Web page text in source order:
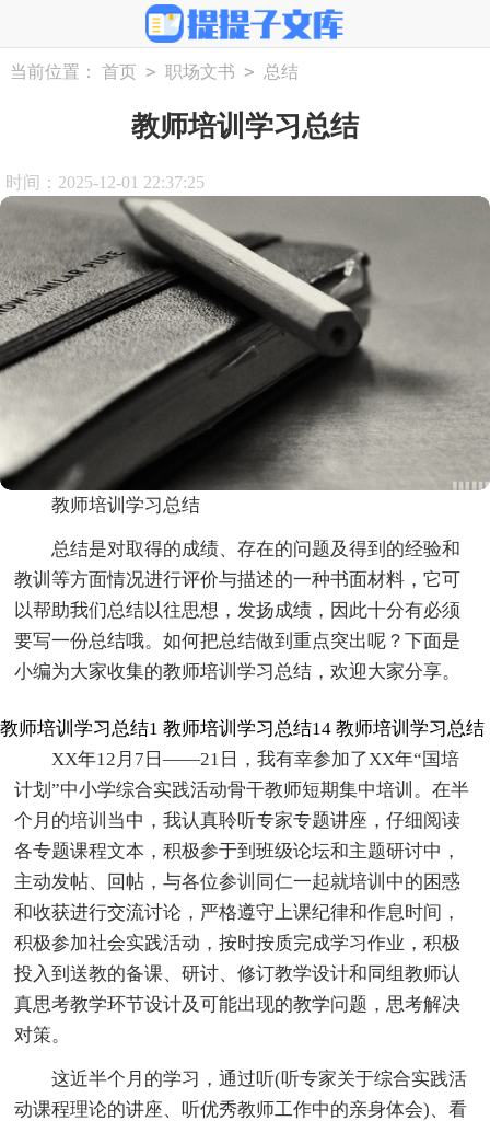
当前位置： 首页 > 职场文书 > 总结
教师培训学习总结
时间：2025-12-01 22:37:25
教师培训学习总结
总结是对取得的成绩、存在的问题及得到的经验和
教训等方面情况进行评价与描述的一种书面材料，它可
以帮助我们总结以往思想，发扬成绩，因此十分有必须
要写一份总结哦。如何把总结做到重点突出呢？下面是
小编为大家收集的教师培训学习总结，欢迎大家分享。
教师培训学习总结1
XX年12月7日——21日，我有幸参加了XX年“国培
计划”中小学综合实践活动骨干教师短期集中培训。在半
个月的培训当中，我认真聆听专家专题讲座，仔细阅读
各专题课程文本，积极参于到班级论坛和主题研讨中，
主动发帖、回帖，与各位参训同仁一起就培训中的困惑
和收获进行交流讨论，严格遵守上课纪律和作息时间，
积极参加社会实践活动，按时按质完成学习作业，积极
投入到送教的备课、研讨、修订教学设计和同组教师认
真思考教学环节设计及可能出现的教学问题，思考解决
对策。
这近半个月的学习，通过听(听专家关于综合实践活
动课程理论的讲座、听优秀教师工作中的亲身体会)、看
教师培训学习总结14 教师培训学习总结